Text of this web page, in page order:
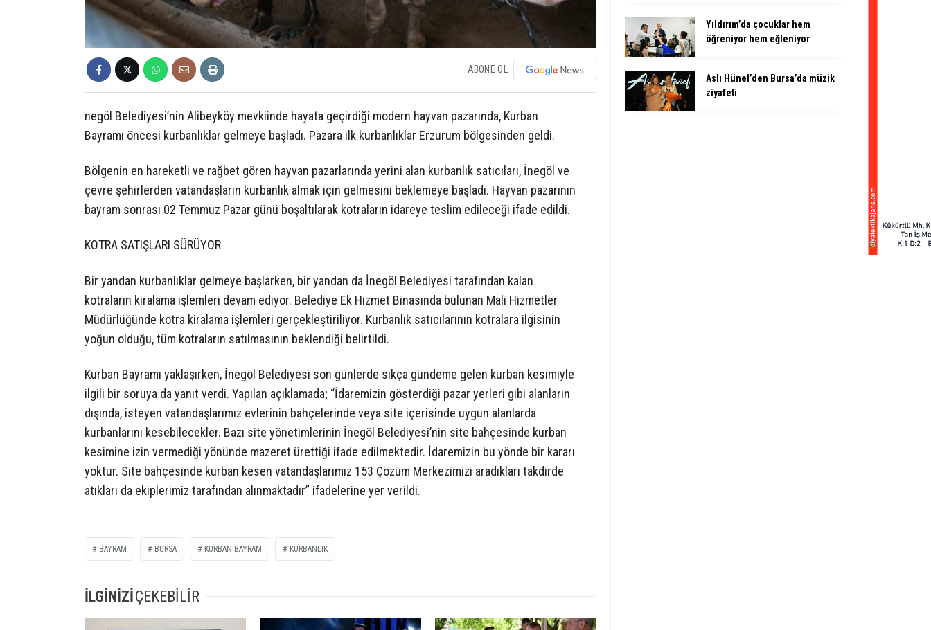
ABONE OL
negöl Belediyesi’nin Alibeyköy mevkiinde hayata geçirdiği modern hayvan pazarında, Kurban
Bayramı öncesi kurbanlıklar gelmeye başladı. Pazara ilk kurbanlıklar Erzurum bölgesinden geldi.
Bölgenin en hareketli ve rağbet gören hayvan pazarlarında yerini alan kurbanlık satıcıları, İnegöl ve
çevre şehirlerden vatandaşların kurbanlık almak için gelmesini beklemeye başladı. Hayvan pazarının
bayram sonrası 02 Temmuz Pazar günü boşaltılarak kotraların idareye teslim edileceği ifade edildi.
KOTRA SATIŞLARI SÜRÜYOR
Bir yandan kurbanlıklar gelmeye başlarken, bir yandan da İnegöl Belediyesi tarafından kalan
kotraların kiralama işlemleri devam ediyor. Belediye Ek Hizmet Binasında bulunan Mali Hizmetler
Müdürlüğünde kotra kiralama işlemleri gerçekleştiriliyor. Kurbanlık satıcılarının kotralara ilgisinin
yoğun olduğu, tüm kotraların satılmasının beklendiği belirtildi.
Kurban Bayramı yaklaşırken, İnegöl Belediyesi son günlerde sıkça gündeme gelen kurban kesimiyle
ilgili bir soruya da yanıt verdi. Yapılan açıklamada; “İdaremizin gösterdiği pazar yerleri gibi alanların
dışında, isteyen vatandaşlarımız evlerinin bahçelerinde veya site içerisinde uygun alanlarda
kurbanlarını kesebilecekler. Bazı site yönetimlerinin İnegöl Belediyesi’nin site bahçesinde kurban
kesimine izin vermediği yönünde mazeret ürettiği ifade edilmektedir. İdaremizin bu yönde bir kararı
yoktur. Site bahçesinde kurban kesen vatandaşlarımız 153 Çözüm Merkezimizi aradıkları takdirde
atıkları da ekiplerimiz tarafından alınmaktadır” ifadelerine yer verildi.
BAYRAM BURSA KURBAN BAYRAM KURBANLIK
İLGİNİZİÇEKEBİLİR
Yıldırım’da çocuklar hem
öğreniyor hem eğleniyor
Aslı Hünel’den Bursa’da müzik
ziyafeti